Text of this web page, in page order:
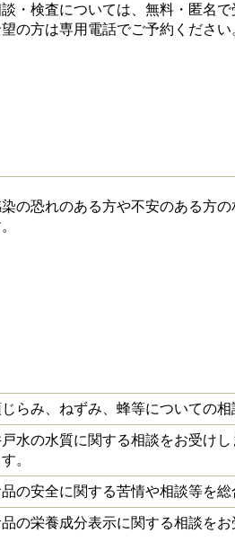
・検査については、無料・匿名で
の方は専用電話でご予約ください
の恐れのある方や不安のある方
らみ、ねずみ、蜂等についての相
水の水質に関する相談をお受け
。
の安全に関する苦情や相談等を総
の栄養成分表示に関する相談をお